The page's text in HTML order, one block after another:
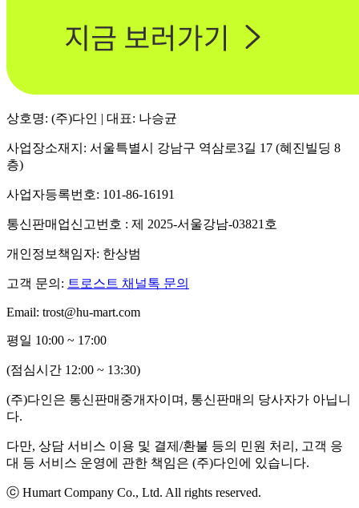
상호명: (주)다인 | 대표: 나승균
사업장소재지: 서울특별시 강남구 역삼로3길 17 (혜진빌딩 8
층)
사업자등록번호: 101-86-16191
통신판매업신고번호 : 제 2025-서울강남-03821호
개인정보책임자: 한상범
고객 문의: 트로스트 채널톡 문의
Email: trost@hu-mart.com
평일 10:00 ~ 17:00
(점심시간 12:00 ~ 13:30)
(주)다인은 통신판매중개자이며, 통신판매의 당사자가 아닙니
다.
다만, 상담 서비스 이용 및 결제/환불 등의 민원 처리, 고객 응
대 등 서비스 운영에 관한 책임은 (주)다인에 있습니다.
ⓒ Humart Company Co., Ltd. All rights reserved.